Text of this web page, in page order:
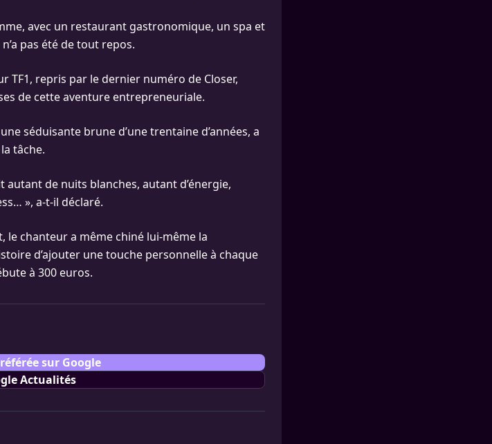
avec un restaurant gastronomique, un spa et
pas été de tout repos.
TF1, repris par le dernier numéro de Closer,
de cette aventure entrepreneuriale.
une séduisante brune d’une trentaine d’années, a
tâche.
autant de nuits blanches, autant d’énergie,
», a-t-il déclaré.
le chanteur a même chiné lui-même la
d’ajouter une touche personnelle à chaque
à 300 euros.
sur Google
Actualités